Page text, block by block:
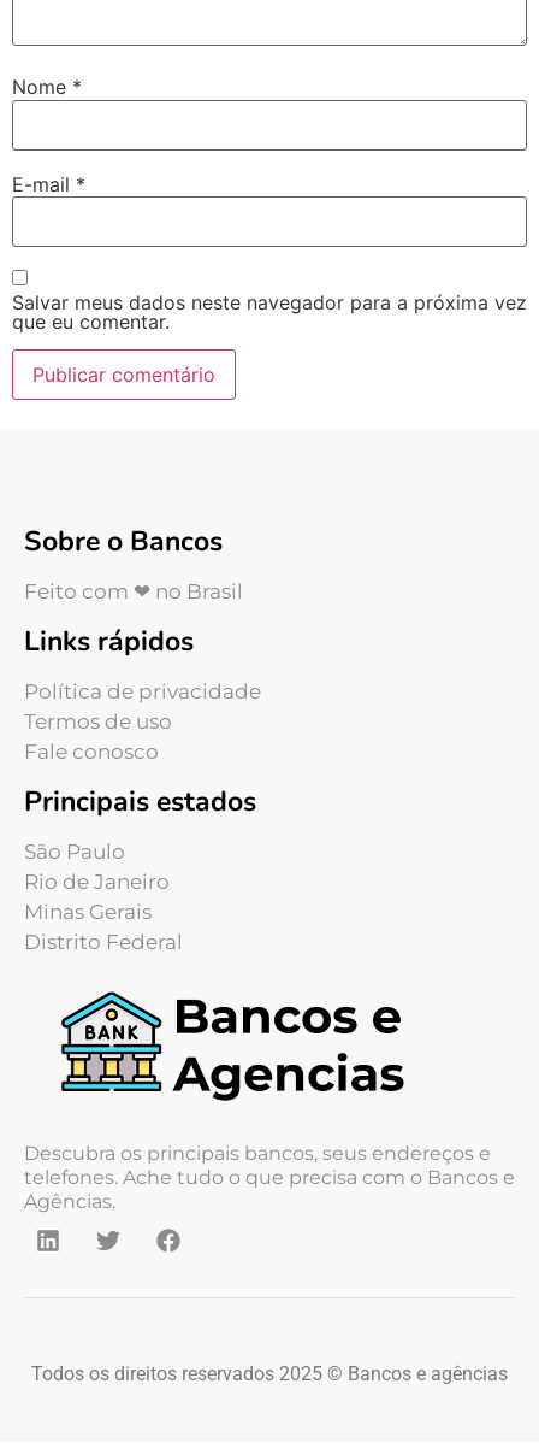
Nome *
E-mail *
Salvar meus dados neste navegador para a próxima vez
que eu comentar.
Sobre o Bancos
Feito com ❤ no Brasil
Links rápidos
Política de privacidade
Termos de uso
Fale conosco
Principais estados
São Paulo
Rio de Janeiro
Minas Gerais
Distrito Federal
Descubra os principais bancos, seus endereços e
telefones. Ache tudo o que precisa com o Bancos e
Agências.
Todos os direitos reservados 2025 © Bancos e agências